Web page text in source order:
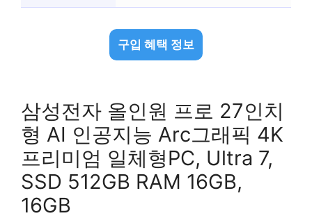
구입 혜택 정보
삼성전자 올인원 프로 27인치
형 AI 인공지능 Arc그래픽 4K
프리미엄 일체형PC, Ultra 7,
SSD 512GB RAM 16GB,
16GB